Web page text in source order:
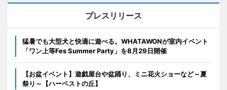
プレスリリース
猛暑でも大型犬と快適に遊べる。WHATAWONが室内イベント
「ワン上等Fes Summer Party」を8月29日開催
【お盆イベント】遊戯屋台や盆踊り、ミニ花火ショーなど～夏
祭り～【ハーベストの丘】